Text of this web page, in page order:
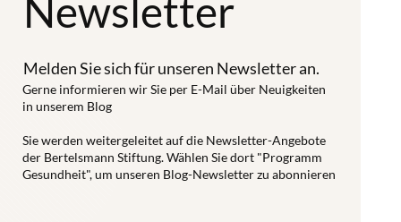
Newsletter
Melden Sie sich für unseren Newsletter an.
Gerne informieren wir Sie per E-Mail über Neuigkeiten
in unserem Blog
Sie werden weitergeleitet auf die Newsletter-Angebote
der Bertelsmann Stiftung. Wählen Sie dort "Programm
Gesundheit", um unseren Blog-Newsletter zu abonnieren